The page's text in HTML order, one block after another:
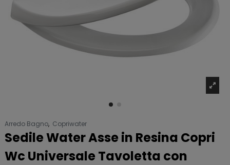
Arredo Bagno, Copriwater
Sedile Water Asse in Resina Copri
Wc Universale Tavoletta con